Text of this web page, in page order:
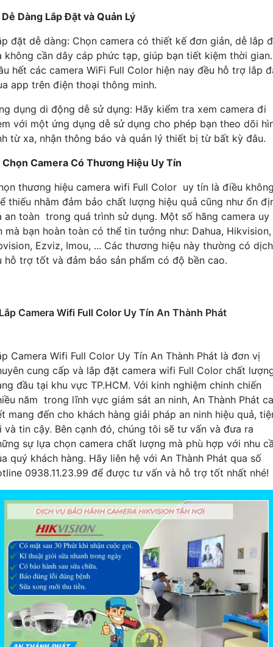
Dễ Dàng Lắp Đặt và Quản Lý
đặt dễ dàng: Chọn camera có thiết kế đơn giản, dễ lắp
không cần dây cáp phức tạp, giúp bạn tiết kiệm thời gian.
hết các camera WiFi Full Color hiện nay đều hỗ trợ lắp
app trên điện thoại thông minh.
dụng di động dễ sử dụng: Hãy kiểm tra xem camera đi
với một ứng dụng dễ sử dụng cho phép bạn theo dõi
từ xa, nhận thông báo và quản lý thiết bị từ bất kỳ đâu.
Chọn Camera Có Thương Hiệu Uy Tín
thương hiệu camera wifi Full Color uy tín là điều
thiếu nhằm đảm bảo chất lượng hiệu quả cũng như ổn
an toàn trong quá trình sử dụng. Một số hãng camera uy
mà bạn hoàn toàn có thể tin tưởng như: Dahua, Hikvision,
Ezviz, Imou, ... Các thương hiệu này thường có dịch
hỗ trợ tốt và đảm bảo sản phẩm có độ bền cao.
Camera Wifi Full Color Uy Tín An Thành Phát
Camera Wifi Full Color Uy Tín An Thành Phát là đơn vị
cung cấp và lắp đặt camera wifi Full Color chất
đầu tại khu vực TP.HCM. Với kinh nghiệm chinh chiến
năm trong lĩnh vực giám sát an ninh, An Thành Phát
mang đến cho khách hàng giải pháp an ninh hiệu quả,
và tin cậy. Bên cạnh đó, chúng tôi sẽ tư vấn và đưa ra
sự lựa chọn camera chất lượng mà phù hợp với nhu
quý khách hàng. Hãy liên hệ với An Thành Phát qua số
0938.11.23.99 để được tư vấn và hỗ trợ tốt nhất nhé!